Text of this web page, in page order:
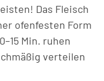
Das Fleisch
ofenfesten Form
Min. ruhen
verteilen